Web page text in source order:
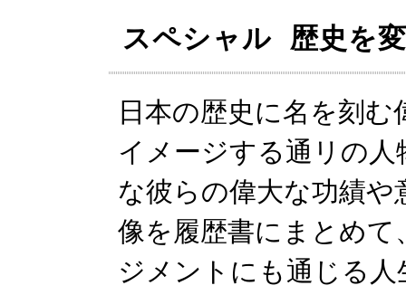
スペシャル 歴史を
日本の歴史に名を刻
イメージする通リの
な彼らの偉大な功績
像を履歴書にまとめ
ジメントにも通じる